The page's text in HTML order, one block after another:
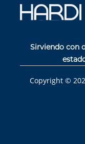
Sirviendo con
Copyright ©